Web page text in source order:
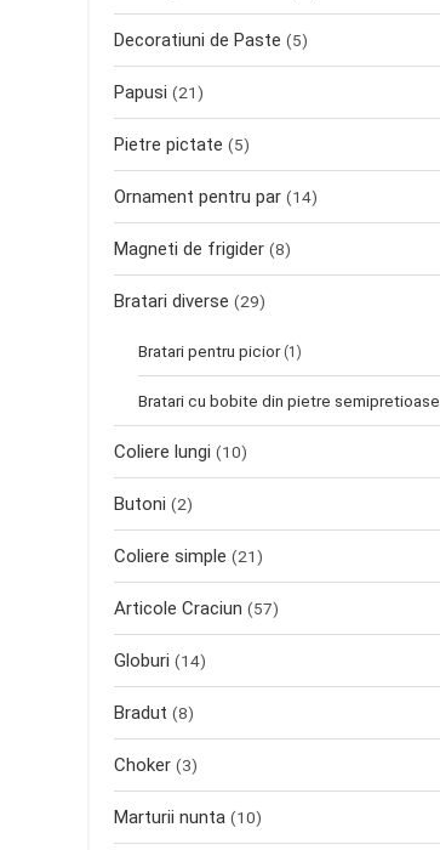
Decoratiuni de Paste (5)
Papusi (21)
Pietre pictate (5)
Ornament pentru par (14)
Magneti de frigider (8)
Bratari diverse (29)
Bratari pentru picior (1)
Bratari cu bobite din pietre semipretioase
Coliere lungi (10)
Butoni (2)
Coliere simple (21)
Articole Craciun (57)
Globuri (14)
Bradut (8)
Choker (3)
Marturii nunta (10)